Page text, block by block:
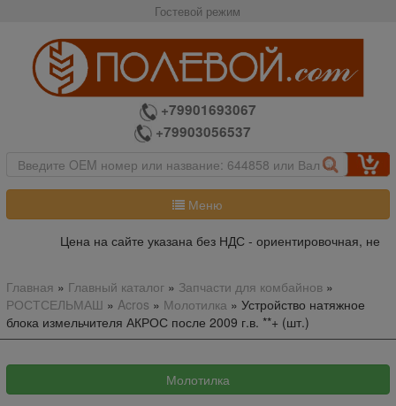
Гостевой режим
+79901693067
+79903056537
Меню
Цена на сайте указана без НДС - ориентировочная, не
Главная » Главный каталог» Запчасти для комбайнов»
РОСТСЕЛЬМАШ » Acros » Молотилка » Устройство натяжное
блока измельчителя АКРОС после 2009 г.в. **+ (шт.)